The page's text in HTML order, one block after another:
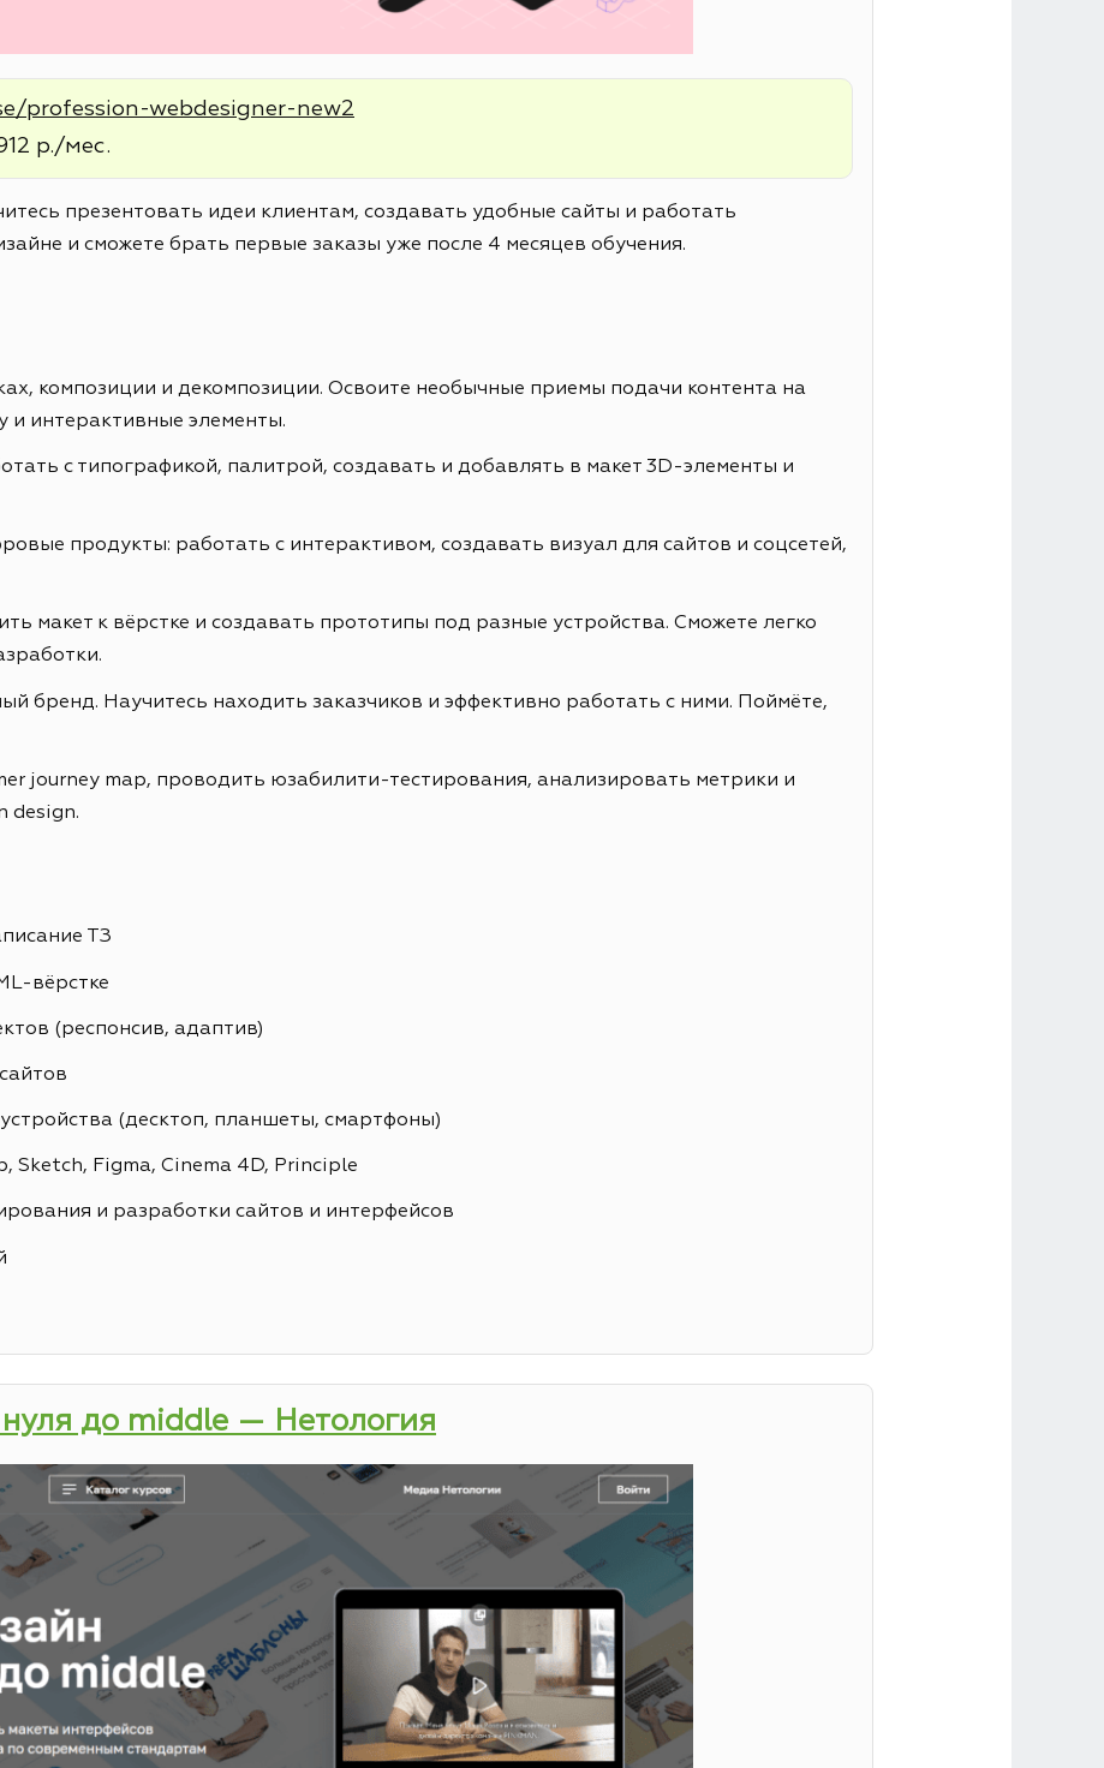
profession-webdesigner-new2
р./мес.
презентовать идеи клиентам, создавать удобные сайты и работать
и сможете брать первые заказы уже после 4 месяцев обучения.
композиции и декомпозиции. Освоите необычные приемы подачи контента на
и интерактивные элементы.
с типографикой, палитрой, создавать и добавлять в макет 3D-элементы и
продукты: работать с интерактивом, создавать визуал для сайтов и соцсетей,
макет к вёрстке и создавать прототипы под разные устройства. Сможете легко
бренд. Научитесь находить заказчиков и эффективно работать с ними. Поймёте,
journey map, проводить юзабилити-тестирования, анализировать метрики и
design.
ТЗ
вёрстке
(респонсив, адаптив)
(десктоп, планшеты, смартфоны)
Sketch, Figma, Cinema 4D, Principle
и разработки сайтов и интерфейсов
до middle — Нетология